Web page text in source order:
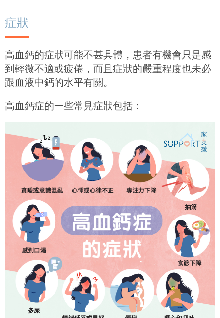
症狀
高血鈣的症狀可能不甚具體，患者有機會只是感
到輕微不適或疲倦，而且症狀的嚴重程度也未必
跟血液中鈣的水平有關。
高血鈣症的一些常見症狀包括：